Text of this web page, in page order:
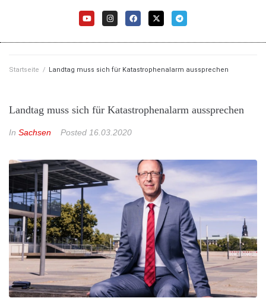
Startseite / Landtag muss sich für Katastrophenalarm aussprechen
Landtag muss sich für Katastrophenalarm aussprechen
In Sachsen Posted 16.03.2020